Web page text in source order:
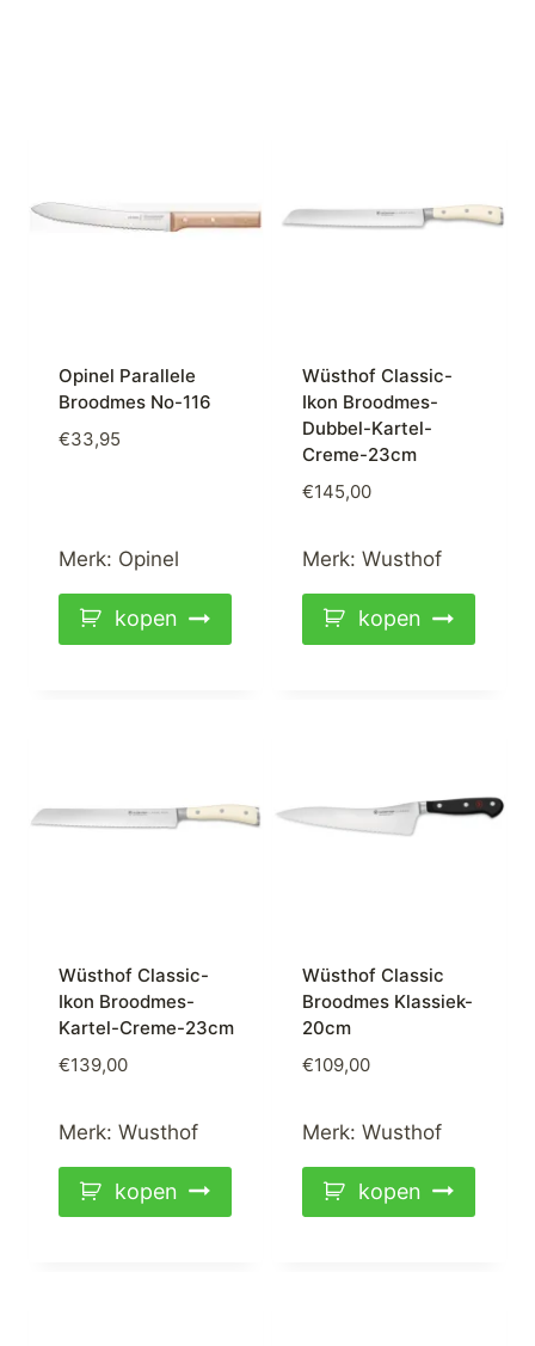
Opinel Parallele
Broodmes No-116
€33,95
Merk: Opinel
kopen
Wüsthof Classic-
Ikon Broodmes-
Dubbel-Kartel-
Creme-23cm
€145,00
Merk: Wusthof
kopen
Wüsthof Classic-
Ikon Broodmes-
Kartel-Creme-23cm
€139,00
Merk: Wusthof
kopen
Wüsthof Classic
Broodmes Klassiek-
20cm
€109,00
Merk: Wusthof
kopen